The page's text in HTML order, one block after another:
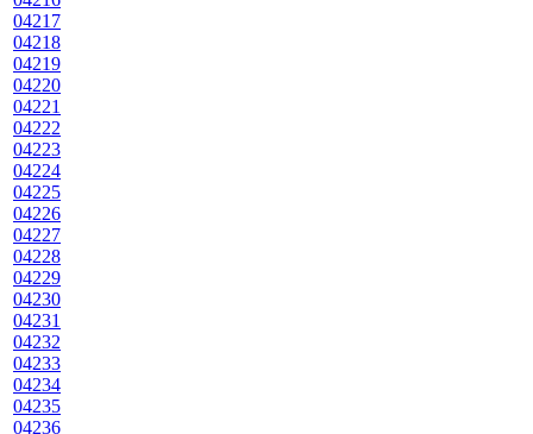
04217
04218
04219
04220
04221
04222
04223
04224
04225
04226
04227
04228
04229
04230
04231
04232
04233
04234
04235
04236